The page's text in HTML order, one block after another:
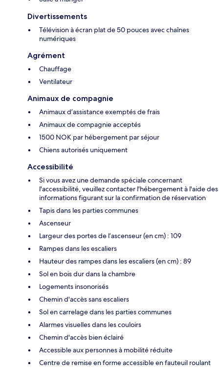
Divertissements
Télévision à écran plat de 50 pouces avec chaînes
numériques
Agrément
Chauffage
Ventilateur
Animaux de compagnie
Animaux d’assistance exemptés de frais
Animaux de compagnie acceptés
1500 NOK par hébergement par séjour
Chiens autorisés uniquement
Accessibilité
Si vous avez une demande spéciale concernant
l'accessibilité, veuillez contacter l'hébergement à l'aide des
informations figurant sur la confirmation de réservation
Tapis dans les parties communes
Ascenseur
Largeur des portes de l’ascenseur (en cm) : 109
Rampes dans les escaliers
Hauteur des rampes dans les escaliers (en cm) : 89
Sol en bois dur dans la chambre
Logements insonorisés
Chemin d'accès sans escaliers
Sol en carrelage dans les parties communes
Alarmes visuelles dans les couloirs
Chemin d'accès bien éclairé
Accessible aux personnes à mobilité réduite
Centre de remise en forme accessible en fauteuil roulant